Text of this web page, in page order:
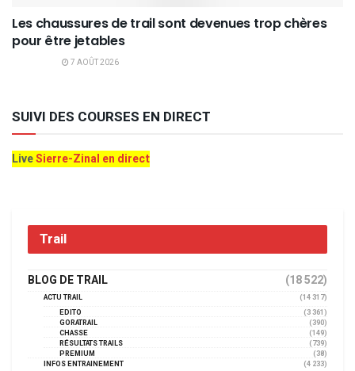
Les chaussures de trail sont devenues trop chères
pour être jetables
7 AOÛT 2026
SUIVI DES COURSES EN DIRECT
LiveSierre-Zinal en direct
Trail
BLOG DE TRAIL (18 522)
ACTU TRAIL
(14 317)
EDITO
(3 361)
GORATRAIL
(390)
CHASSE
(149)
RÉSULTATS TRAILS
(739)
PREMIUM
(38)
INFOS ENTRAINEMENT
(4 233)